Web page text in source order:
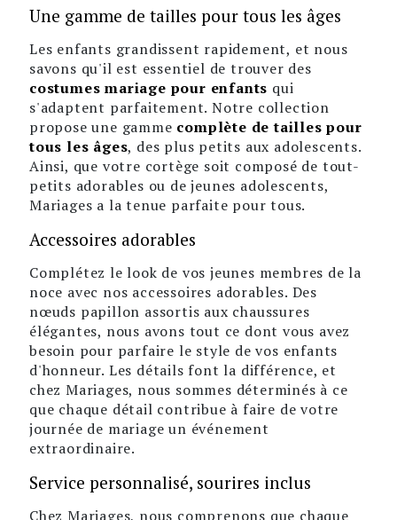
Une gamme de tailles pour tous les âges
Les enfants grandissent rapidement, et nous
savons qu'il est essentiel de trouver des
costumes mariage pour enfants qui
s'adaptent parfaitement. Notre collection
propose une gamme complète de tailles pour
tous les âges, des plus petits aux adolescents.
Ainsi, que votre cortège soit composé de tout-
petits adorables ou de jeunes adolescents,
Mariages a la tenue parfaite pour tous.
Accessoires adorables
Complétez le look de vos jeunes membres de la
noce avec nos accessoires adorables. Des
nœuds papillon assortis aux chaussures
élégantes, nous avons tout ce dont vous avez
besoin pour parfaire le style de vos enfants
d'honneur. Les détails font la différence, et
chez Mariages, nous sommes déterminés à ce
que chaque détail contribue à faire de votre
journée de mariage un événement
extraordinaire.
Service personnalisé, sourires inclus
Chez Mariages, nous comprenons que chaque